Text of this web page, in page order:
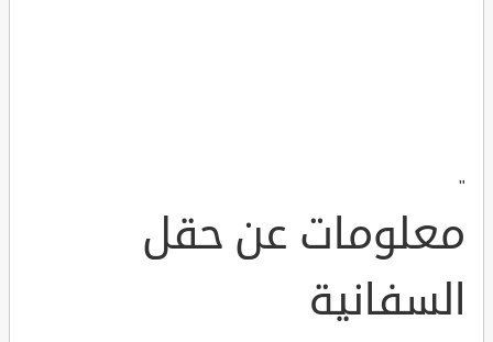
"
معلومات عن حقل
السفانية